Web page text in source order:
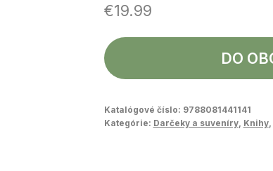
€19.99
DO
Katalógové číslo: 9788081441141
Kategórie: Darčeky a suveníry, Knihy,